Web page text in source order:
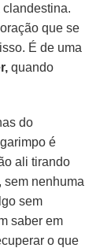
clandestina.
que se
É de uma
quando
do
é
ali tirando
sem nenhuma
sem
saber em
o que